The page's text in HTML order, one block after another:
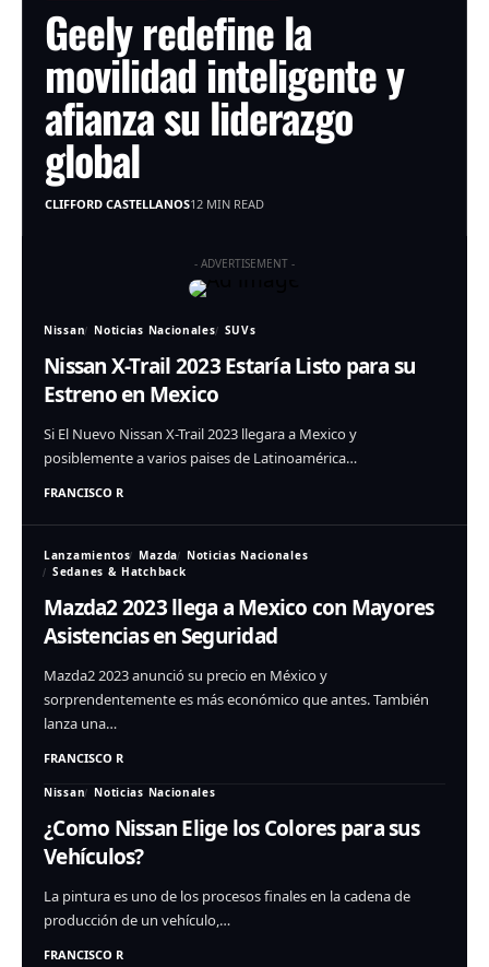
Geely redefine la
movilidad inteligente y
afianza su liderazgo
global
CLIFFORD CASTELLANOS12 MIN READ
- ADVERTISEMENT -
Nissan Noticias Nacionales SUVs
Nissan X-Trail 2023 Estaría Listo para su
Estreno en Mexico
Si El Nuevo Nissan X-Trail 2023 llegara a Mexico y
posiblemente a varios paises de Latinoamérica…
FRANCISCO R
Lanzamientos Mazda
Noticias Nacionales
Sedanes & Hatchback
Mazda2 2023 llega a Mexico con Mayores
Asistencias en Seguridad
Mazda2 2023 anunció su precio en México y
sorprendentemente es más económico que antes. También
lanza una…
FRANCISCO R
Nissan Noticias Nacionales
¿Como Nissan Elige los Colores para sus
Vehículos?
La pintura es uno de los procesos finales en la cadena de
producción de un vehículo,…
FRANCISCO R